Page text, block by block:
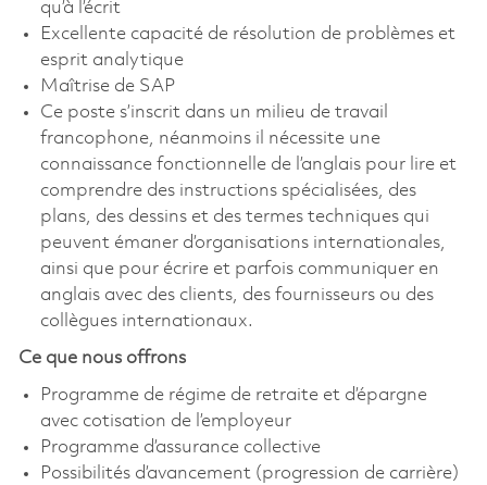
qu’à l’écrit
Excellente capacité de résolution de problèmes et
esprit analytique
Maîtrise de SAP
Ce poste s’inscrit dans un milieu de travail
francophone, néanmoins il nécessite une
connaissance fonctionnelle de l’anglais pour lire et
comprendre des instructions spécialisées, des
plans, des dessins et des termes techniques qui
peuvent émaner d’organisations internationales,
ainsi que pour écrire et parfois communiquer en
anglais avec des clients, des fournisseurs ou des
collègues internationaux.
Ce que nous offrons
Programme de régime de retraite et d’épargne
avec cotisation de l’employeur
Programme d’assurance collective
Possibilités d’avancement (progression de carrière)